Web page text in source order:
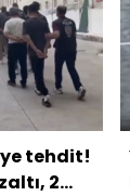
tehdit!
2